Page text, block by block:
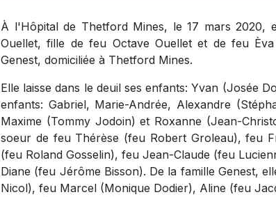
À l'Hôpital de Thetford Mines, le 17 mars 2020,
Ouellet, fille de feu Octave Ouellet et de feu
Genest, domiciliée à Thetford Mines.
Elle laisse dans le deuil ses enfants: Yvan (Josée
enfants: Gabriel, Marie-Andrée, Alexandre
Maxime (Tommy Jodoin) et Roxanne (Jean-
soeur de feu Thérèse (feu Robert Groleau), feu
(feu Roland Gosselin), feu Jean-Claude (feu
Diane (feu Jérôme Bisson). De la famille Genest,
Nicol), feu Marcel (Monique Dodier), Aline (feu